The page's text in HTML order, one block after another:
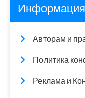
Информация
Авторам и
Политика
Реклама и